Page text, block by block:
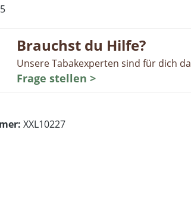
Brauchst du Hilfe?
Unsere Tabakexperten sind für dich da
Frage stellen >
XXL10227